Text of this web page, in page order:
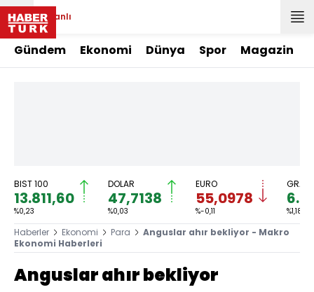
Canlı
Gündem Ekonomi Dünya Spor Magazin
BIST 100
13.811,60
%0,23
DOLAR
47,7138
%0,03
EURO
55,0978
%-0,11
GRAM
%1,18
Haberler Ekonomi Para
Anguslar ahır bekliyor - Makro
Ekonomi Haberleri
Anguslar ahır bekliyor